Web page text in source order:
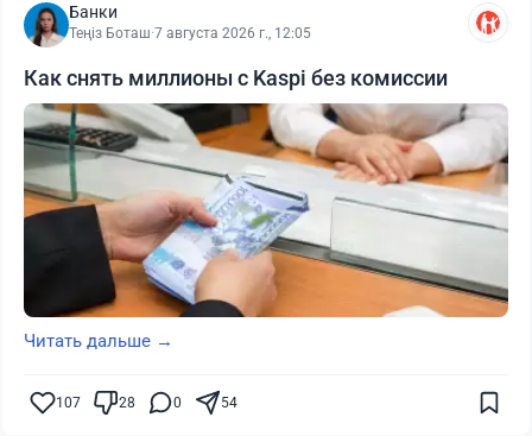
Банки
Теңіз Боташ·7 августа 2026 г., 12:05
Как снять миллионы с Kaspi без комиссии
Читать дальше →
107 28 0 54